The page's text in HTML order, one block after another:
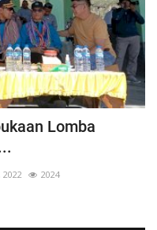
Lomba
2022 2024